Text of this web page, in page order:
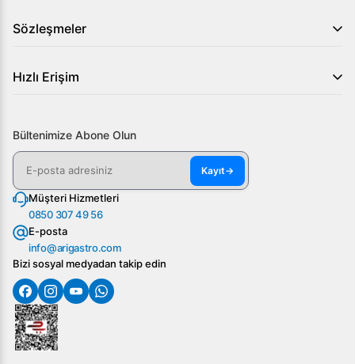
Sözleşmeler
Hızlı Erişim
Bültenimize Abone Olun
Kayıt→
Müşteri Hizmetleri
0850 307 49 56
E-posta
info@arigastro.com
Bizi sosyal medyadan takip edin